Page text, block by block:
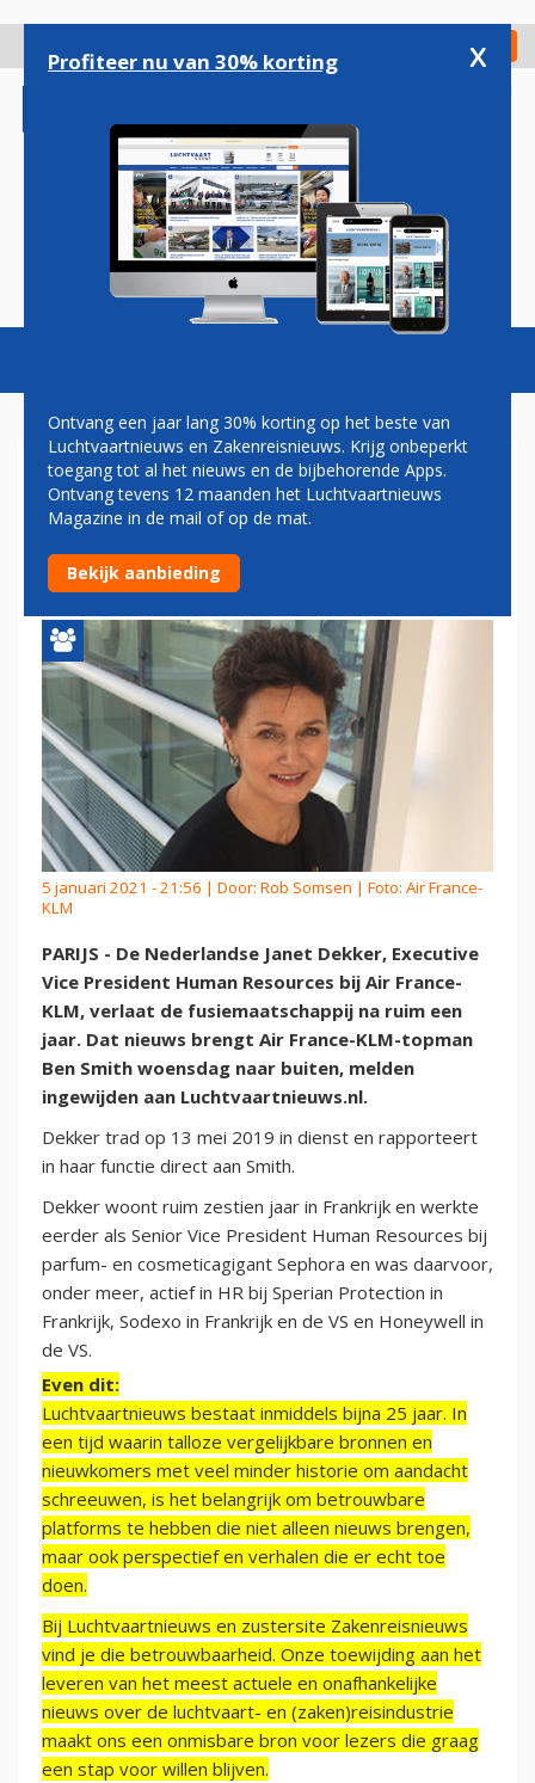
gaan
Check in
Magazine Podcasts Vacatures
HR-TOPVROUW JANET
DEKKER VERLAAT AIR
FRANCE-KLM
5 januari 2021 - 21:56 | Door: Rob Somsen | Foto: Air France-
KLM
PARIJS - De Nederlandse Janet Dekker, Executive
Vice President Human Resources bij Air France-
KLM, verlaat de fusiemaatschappij na ruim een
jaar. Dat nieuws brengt Air France-KLM-topman
Ben Smith woensdag naar buiten, melden
ingewijden aan Luchtvaartnieuws.nl.
Dekker trad op 13 mei 2019 in dienst en rapporteert
in haar functie direct aan Smith.
Dekker woont ruim zestien jaar in Frankrijk en werkte
eerder als Senior Vice President Human Resources bij
parfum- en cosmeticagigant Sephora en was daarvoor,
onder meer, actief in HR bij Sperian Protection in
Frankrijk, Sodexo in Frankrijk en de VS en Honeywell in
de VS.
Even dit:
Luchtvaartnieuws bestaat inmiddels bijna 25 jaar. In
een tijd waarin talloze vergelijkbare bronnen en
nieuwkomers met veel minder historie om aandacht
schreeuwen, is het belangrijk om betrouwbare
platforms te hebben die niet alleen nieuws brengen,
maar ook perspectief en verhalen die er echt toe
doen.
Bij Luchtvaartnieuws en zustersite Zakenreisnieuws
vind je die betrouwbaarheid. Onze toewijding aan het
leveren van het meest actuele en onafhankelijke
nieuws over de luchtvaart- en (zaken)reisindustrie
maakt ons een onmisbare bron voor lezers die graag
een stap voor willen blijven.
Profiteer nu van 30% korting x
Ontvang een jaar lang 30% korting op het beste van
Luchtvaartnieuws en Zakenreisnieuws. Krijg onbeperkt
toegang tot al het nieuws en de bijbehorende Apps.
Ontvang tevens 12 maanden het Luchtvaartnieuws
Magazine in de mail of op de mat.
Bekijk aanbieding